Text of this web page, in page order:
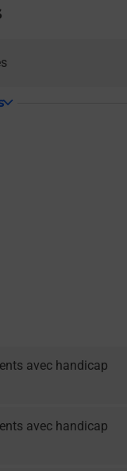
avec handicap
avec handicap